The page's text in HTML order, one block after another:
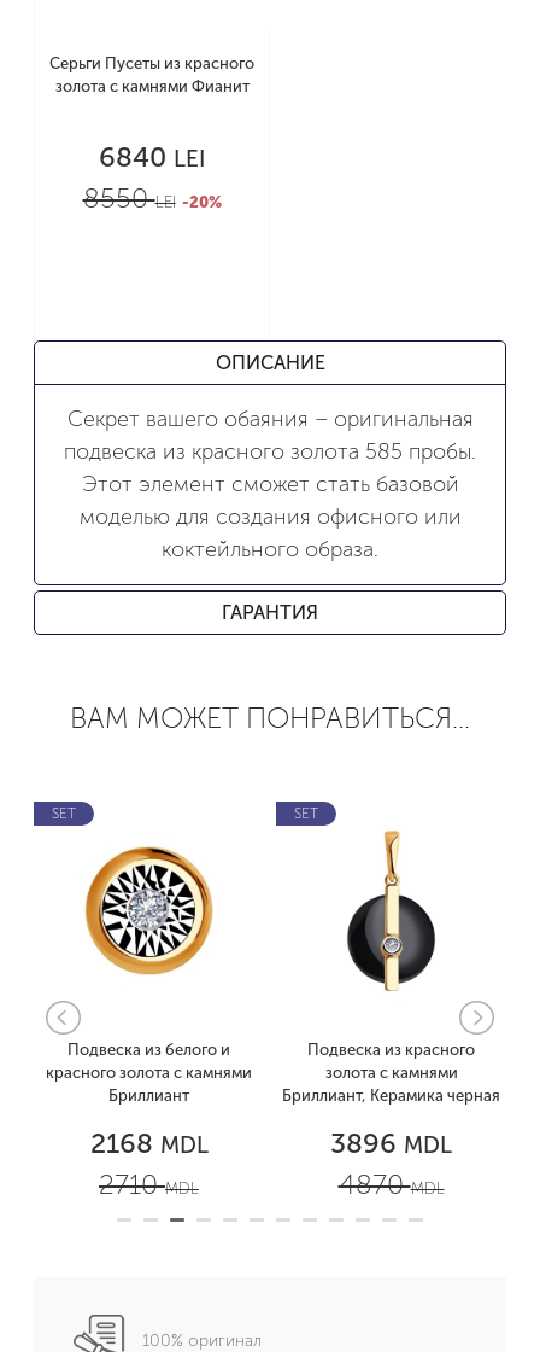
Серьги Пусеты из красного
золота с камнями Фианит
6840 LEI
8550LEI -20%
ОПИСАНИЕ
Секрет вашего обаяния – оригинальная
подвеска из красного золота 585 пробы.
Этот элемент сможет стать базовой
моделью для создания офисного или
коктейльного образа.
ГАРАНТИЯ
ВАМ МОЖЕТ ПОНРАВИТЬСЯ...
SET
Подвеска из белого и
красного золота с камнями
Бриллиант
2168 MDL
2710MDL
SET
Подвеска из красного
золота с камнями
Бриллиант, Керамика черная
3896 MDL
4870MDL
100% оригинал